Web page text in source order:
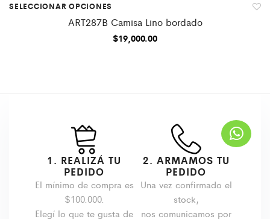
SELECCIONAR OPCIONES
ART287B Camisa Lino bordado
$19,000.00
1. REALIZÁ TU
PEDIDO
El mínimo de compra es
$100.000.
Elegí lo que te gusta de
2. ARMAMOS TU
PEDIDO
Una vez confirmado el
stock,
nos comunicamos por